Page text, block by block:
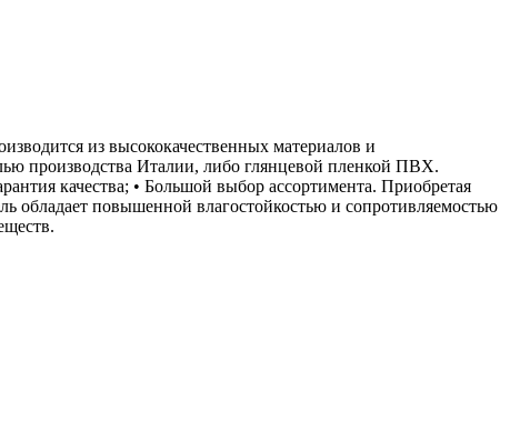
из высококачественных материалов и
производства Италии, либо глянцевой пленкой ПВХ.
качества; • Большой выбор ассортимента. Приобретая
обладает повышенной влагостойкостью и сопротивляемостью